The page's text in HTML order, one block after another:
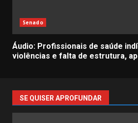
Senado
Áudio: Profissionais de saúde
violências e falta de estrutura,
SE QUISER APROFUNDAR